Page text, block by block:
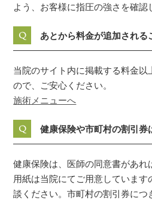
よう、お客様に指圧の強さを確認
Q あとから料金が追加される
当院のサイト内に掲載する料金以
ので、ご安心ください。
施術メニューへ
Q 健康保険や市町村の割引券
健康保険は、医師の同意書があれ
用紙は当院にてご用意しています
談ください。市町村の割引券につ